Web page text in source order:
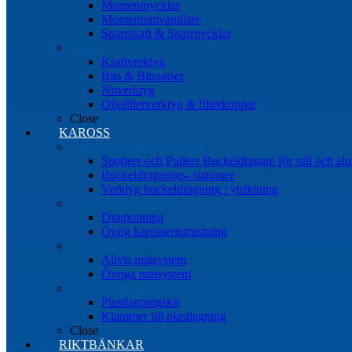
Momentnycklar
Momentomvandlare
Spärrskaft & Spärrnycklar
Kraftverktyg
Bits & Bitssatser
Nitverktyg
Oljefilterverktyg & filterkoppar
Close
KAROSS
Spotters och Pullers Buckeldragare för stål och
Buckeldragnings- stationer
Verktyg buckeldragning / ytriktning
Dragkrampa
Övrig karosseriutrustning
Allvis mätsystem
Övriga mätsystem
Plastlagningskit
Klammer till plastlagning
Close
RIKTBÄNKAR